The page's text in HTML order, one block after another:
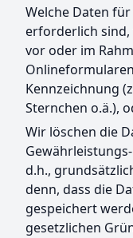
Welche Daten
erforderlich
vor oder im
Kennzeichnung
Sternchen o.ä.),
Wir löschen die
d.h.,
denn, dass die
gespeichert
gesetzlichen